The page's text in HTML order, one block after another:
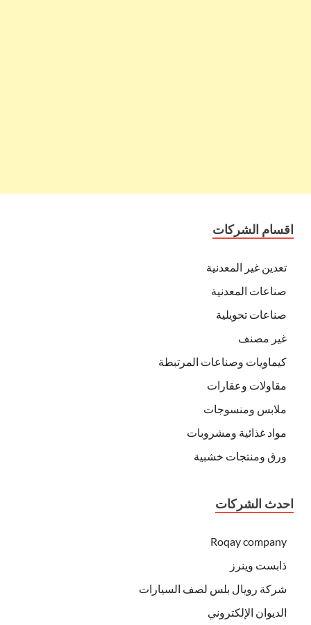
اقسام الشركات
تعدين غير المعدنية
صناعات المعدنية
صناعات تحويلية
غير مصنف
كيماويات وصناعات المرتبطة
مقاولات وعقارات
ملابس ومنسوجات
مواد غذائية ومشروبات
ورق ومنتجات خشبية
احدث الشركات
Roqay company
ذابست وينرز
شركة رويال بلس لصف السيارات
الديوان الإلكتروني